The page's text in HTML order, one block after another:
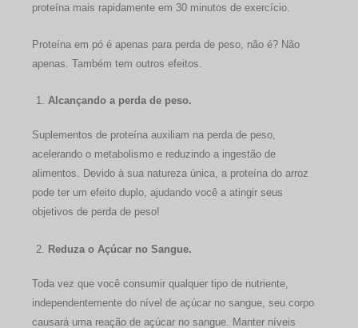
proteína mais rapidamente em 30 minutos de exercício.
Proteína em pó é apenas para perda de peso, não é? Não
apenas. Também tem outros efeitos.
Alcançando a perda de peso.
Suplementos de proteína auxiliam na perda de peso,
acelerando o metabolismo e reduzindo a ingestão de
alimentos. Devido à sua natureza única, a proteína do arroz
pode ter um efeito duplo, ajudando você a atingir seus
objetivos de perda de peso!
Reduza o Açúcar no Sangue.
Toda vez que você consumir qualquer tipo de nutriente,
independentemente do nível de açúcar no sangue, seu corpo
causará uma reação de açúcar no sangue. Manter níveis